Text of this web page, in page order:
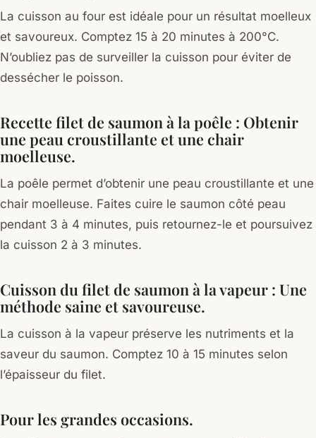
La cuisson au four est idéale pour un résultat moelleux
et savoureux. Comptez 15 à 20 minutes à 200°C.
N’oubliez pas de surveiller la cuisson pour éviter de
dessécher le poisson.
Recette filet de saumon à la poêle : Obtenir
une peau croustillante et une chair
moelleuse.
La poêle permet d’obtenir une peau croustillante et une
chair moelleuse. Faites cuire le saumon côté peau
pendant 3 à 4 minutes, puis retournez-le et poursuivez
la cuisson 2 à 3 minutes.
Cuisson du filet de saumon à la vapeur : Une
méthode saine et savoureuse.
La cuisson à la vapeur préserve les nutriments et la
saveur du saumon. Comptez 10 à 15 minutes selon
l’épaisseur du filet.
Pour les grandes occasions.